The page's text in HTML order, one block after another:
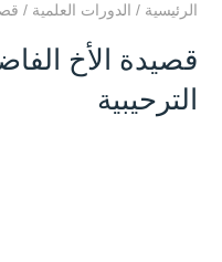
الرئيسية / الدورات العلمية /
قصيدة الأخ
الترحيبية